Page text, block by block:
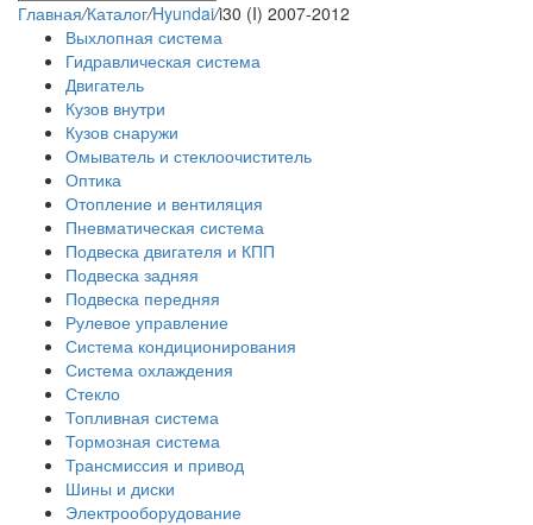
Главная/Каталог/Hyundai/i30 (I) 2007-2012
Выхлопная система
Гидравлическая система
Двигатель
Кузов внутри
Кузов снаружи
Омыватель и стеклоочиститель
Оптика
Отопление и вентиляция
Пневматическая система
Подвеска двигателя и КПП
Подвеска задняя
Подвеска передняя
Рулевое управление
Система кондиционирования
Система охлаждения
Стекло
Топливная система
Тормозная система
Трансмиссия и привод
Шины и диски
Электрооборудование